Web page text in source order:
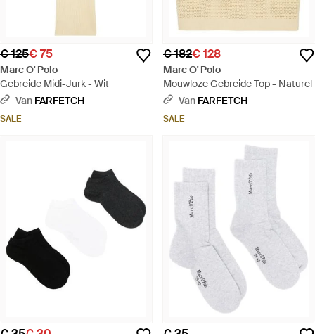
€ 125€ 75
Marc O' Polo
Gebreide Midi-Jurk - Wit
Van FARFETCH
SALE
€ 182€ 128
Marc O' Polo
Mouwloze Gebreide Top - Naturel
Van FARFETCH
SALE